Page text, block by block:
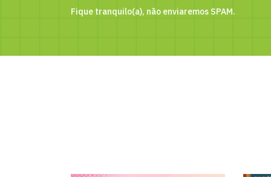
Fique tranquilo(a), não enviaremos SPAM.